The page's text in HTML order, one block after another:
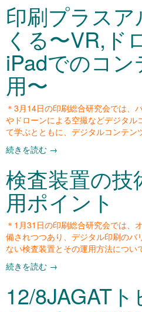
印刷プラス
くる〜VR,ド
iPadでのコ
用〜
＊3月14日の印刷総合研究会では、
やドローンによる空撮などデジタル
て学ぶとともに、デジタルコンテン
続きを読む →
検査装置の技
用ポイント
＊1月31日の印刷総合研究会では、
備されつつあり、デジタル印刷のバ
ない検査装置とその運用方法につい
続きを読む →
12/8JAGAT